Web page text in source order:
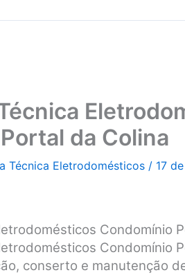
da Colina
Técnica Eletrodomésticos / 17
Condomínio
Condomínio
conserto e manutenção